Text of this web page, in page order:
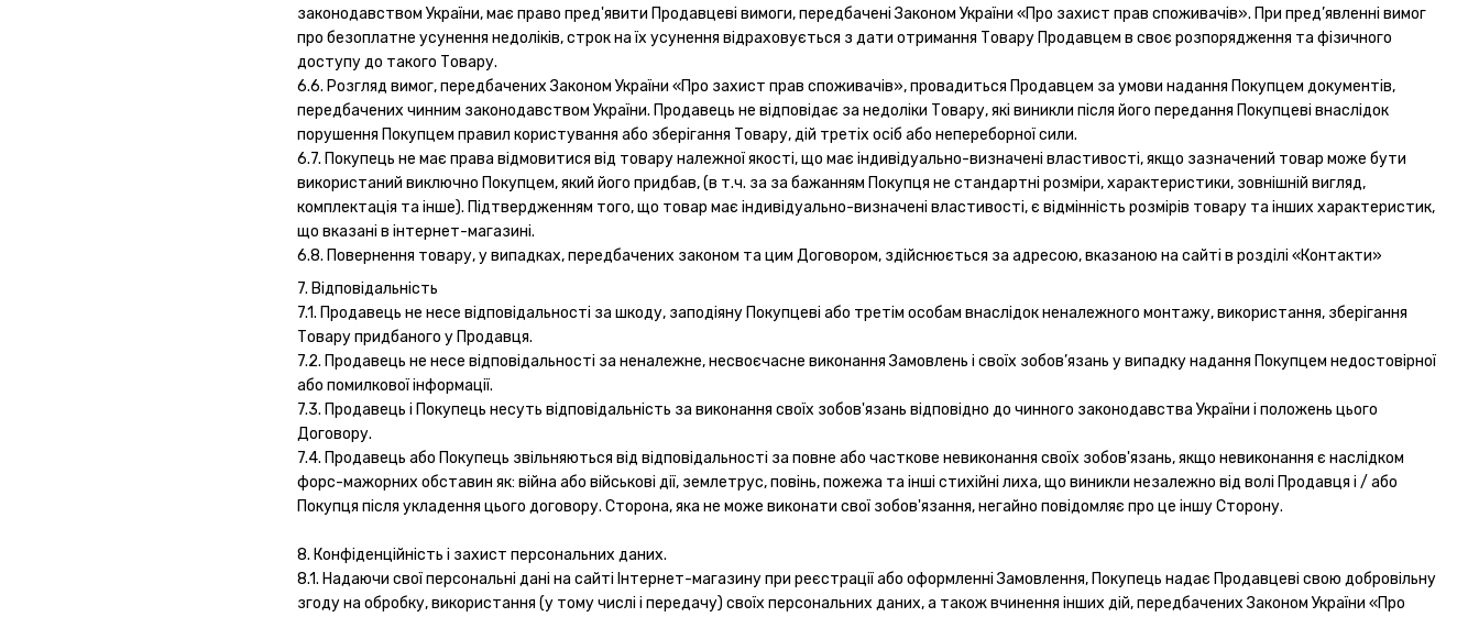
законодавством України, має право пред'явити Продавцеві вимоги, передбачені Законом України «Про захист прав споживачів». При пред’явленні вимог
про безоплатне усунення недоліків, строк на їх усунення відраховується з дати отримання Товару Продавцем в своє розпорядження та фізичного
доступу до такого Товару.
6.6. Розгляд вимог, передбачених Законом України «Про захист прав споживачів», провадиться Продавцем за умови надання Покупцем документів,
передбачених чинним законодавством України. Продавець не відповідає за недоліки Товару, які виникли після його передання Покупцеві внаслідок
порушення Покупцем правил користування або зберігання Товару, дій третіх осіб або непереборної сили.
6.7. Покупець не має права відмовитися від товару належної якості, що має індивідуально-визначені властивості, якщо зазначений товар може бути
використаний виключно Покупцем, який його придбав, (в т.ч. за за бажанням Покупця не стандартні розміри, характеристики, зовнішній вигляд,
комплектація та інше). Підтвердженням того, що товар має індивідуально-визначені властивості, є відмінність розмірів товару та інших характеристик,
що вказані в інтернет-магазині.
6.8. Повернення товару, у випадках, передбачених законом та цим Договором, здійснюється за адресою, вказаною на сайті в розділі «Контакти»
7. Відповідальність
7.1. Продавець не несе відповідальності за шкоду, заподіяну Покупцеві або третім особам внаслідок неналежного монтажу, використання, зберігання
Товару придбаного у Продавця.
7.2. Продавець не несе відповідальності за неналежне, несвоєчасне виконання Замовлень і своїх зобов’язань у випадку надання Покупцем недостовірної
або помилкової інформації.
7.3. Продавець і Покупець несуть відповідальність за виконання своїх зобов'язань відповідно до чинного законодавства України і положень цього
Договору.
7.4. Продавець або Покупець звільняються від відповідальності за повне або часткове невиконання своїх зобов'язань, якщо невиконання є наслідком
форс-мажорних обставин як: війна або військові дії, землетрус, повінь, пожежа та інші стихійні лиха, що виникли незалежно від волі Продавця і / або
Покупця після укладення цього договору. Сторона, яка не може виконати свої зобов'язання, негайно повідомляє про це іншу Сторону.
8. Конфіденційність і захист персональних даних.
8.1. Надаючи свої персональні дані на сайті Інтернет-магазину при реєстрації або оформленні Замовлення, Покупець надає Продавцеві свою добровільну
згоду на обробку, використання (у тому числі і передачу) своїх персональних даних, а також вчинення інших дій, передбачених Законом України «Про